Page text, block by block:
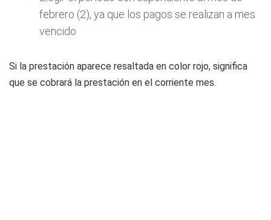
febrero (2), ya que los pagos se realizan a mes
vencido
Si la prestación aparece resaltada en color rojo, significa
que se cobrará la prestación en el corriente mes.